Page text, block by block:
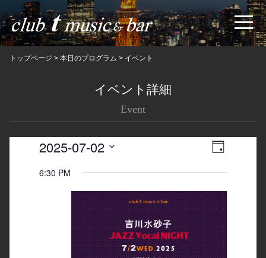
トップページ > 本日のプログラム > イベント
イベント詳細
Event
Views
Event
日
2025-07-02
date.
6:30 PM